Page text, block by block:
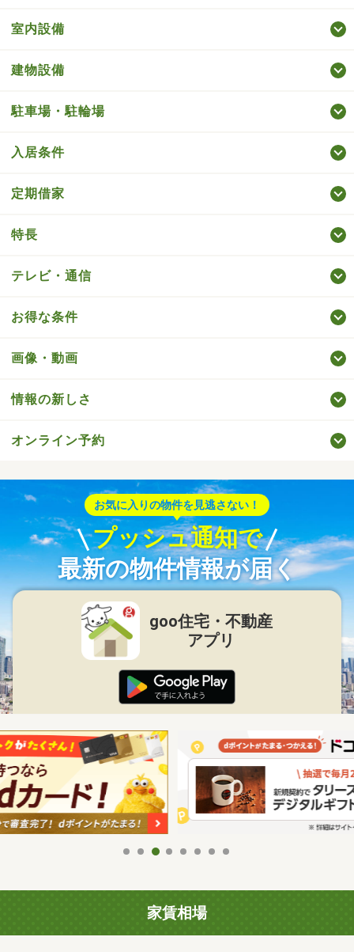
室内設備
建物設備
駐車場・駐輪場
入居条件
定期借家
特長
テレビ・通信
お得な条件
画像・動画
情報の新しさ
オンライン予約
お気に入りの物件を見逃さない！
プッシュ通知で
最新の物件情報が届く
goo住宅・不動産
アプリ
家賃相場